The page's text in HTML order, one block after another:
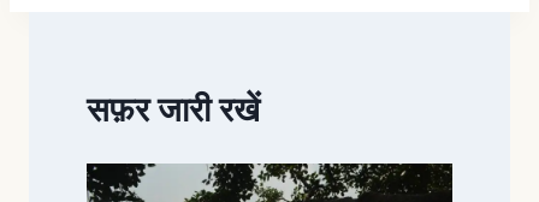
सफ़र जारी रखें